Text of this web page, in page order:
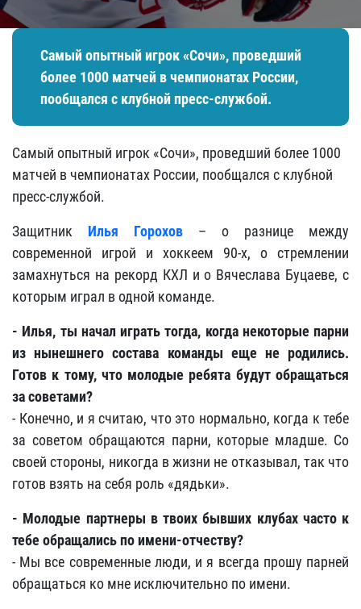
Самый опытный игрок «Сочи», проведший
более 1000 матчей в чемпионатах России,
пообщался с клубной пресс-службой.
Самый опытный игрок «Сочи», проведший более 1000
матчей в чемпионатах России, пообщался с клубной
пресс-службой.
Защитник Илья Горохов – о разнице между
современной игрой и хоккеем 90-х, о стремлении
замахнуться на рекорд КХЛ и о Вячеслава Буцаеве, с
которым играл в одной команде.
- Илья, ты начал играть тогда, когда некоторые парни
из нынешнего состава команды еще не родились.
Готов к тому, что молодые ребята будут обращаться
за советами?
- Конечно, и я считаю, что это нормально, когда к тебе
за советом обращаются парни, которые младше. Со
своей стороны, никогда в жизни не отказывал, так что
готов взять на себя роль «дядьки».
- Молодые партнеры в твоих бывших клубах часто к
тебе обращались по имени-отчеству?
- Мы все современные люди, и я всегда прошу парней
обращаться ко мне исключительно по имени.